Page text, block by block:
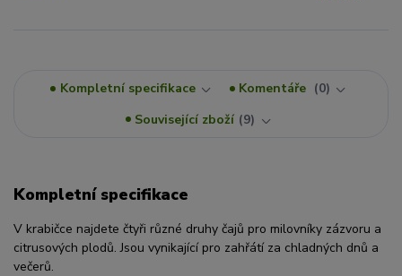
Kompletní specifikace Komentáře
0
Související zboží 9
Kompletní specifikace
V krabičce najdete čtyři různé druhy čajů pro milovníky zázvoru a
citrusových plodů. Jsou vynikající pro zahřátí za chladných dnů a
večerů.